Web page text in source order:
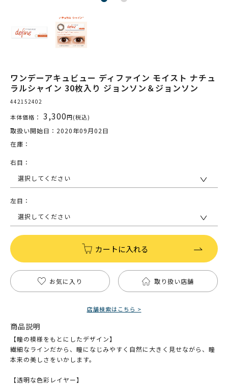
ワンデーアキュビュー ディファイン モイスト ナチュ
ラルシャイン 30枚入り ジョンソン＆ジョンソン
442152402
本体価格： 3,300円(税込)
取扱い開始日：2020年09月02日
在庫：
右目：
選択してください
左目：
選択してください
カートに入れる
お気に入り 取り扱い店舗
店舗検索はこちら >
商品説明
【瞳の模様をもとにしたデザイン】
繊細なラインだから、瞳になじみやすく自然に大きく見せながら、瞳
本来の美しさをいかします。
【透明な色彩レイヤー】